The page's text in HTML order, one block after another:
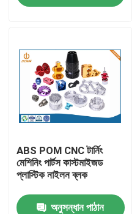
ABS POM CNC টার্নিং
মেশিনিং পার্টস কাস্টমাইজড
প্লাস্টিক নাইলন ব্লক
অনুসন্ধান পাঠান